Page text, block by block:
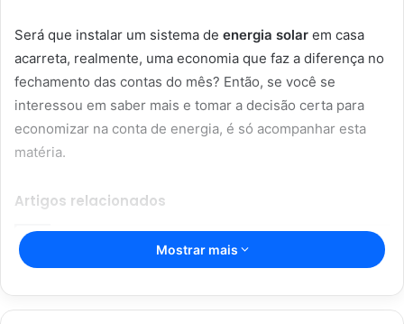
Será que instalar um sistema de energia solar em casa
acarreta, realmente, uma economia que faz a diferença no
fechamento das contas do mês? Então, se você se
interessou em saber mais e tomar a decisão certa para
economizar na conta de energia, é só acompanhar esta
matéria.
Artigos relacionados
Aromaterapia caseira: truques para
simples
Mostrar mais